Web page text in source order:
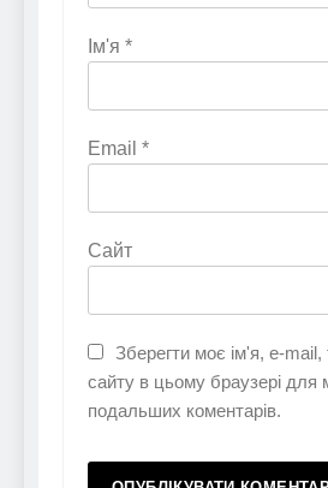
Ім'я *
Email *
Сайт
Зберегти моє ім'я, e-mail,
сайту в цьому браузері для
подальших коментарів.